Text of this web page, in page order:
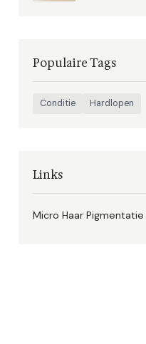
Populaire Tags
Conditie Hardlopen
Links
Micro Haar Pigmentatie